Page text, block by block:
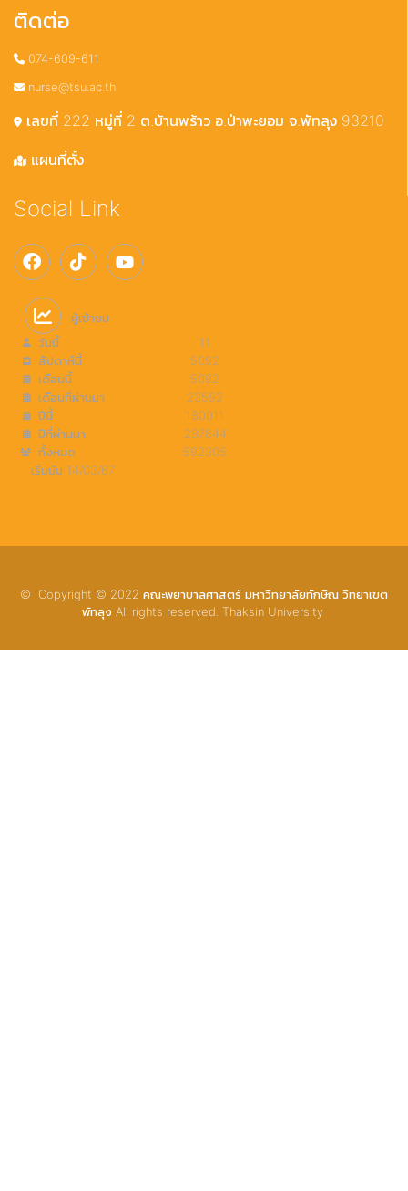
ติดต่อ
074-609-611
nurse@tsu.ac.th
เลขที่ 222 หมู่ที่ 2 ต.บ้านพร้าว อ.ป่าพะยอม จ.พัทลุง 93210
แผนที่ตั้ง
Social Link
ผู้เข้าชม
วันนี้
11
สัปดาห์นี้
5092
เดือนนี้
5092
เดือนที่ผ่านมา
23592
ปีนี้
180011
ปีที่ผ่านมา
287844
ทั้งหมด
592305
เริ่มนับ 14/03/67
© Copyright © 2022 คณะพยาบาลศาสตร์ มหาวิทยาลัยทักษิณ วิทยาเขต
พัทลุง All rights reserved. Thaksin University